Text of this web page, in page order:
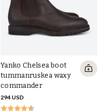
Yanko Chelsea boot
tummanruskea waxy
commander
294 USD